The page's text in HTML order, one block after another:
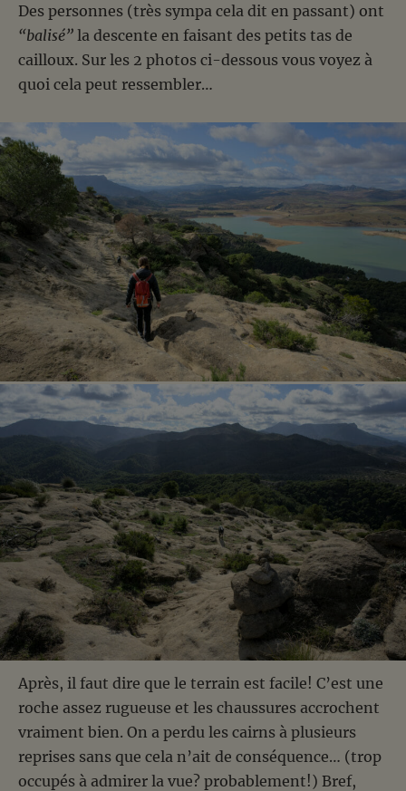
Des personnes (très sympa cela dit en passant) ont
“balisé” la descente en faisant des petits tas de
cailloux. Sur les 2 photos ci-dessous vous voyez à
quoi cela peut ressembler…
Après, il faut dire que le terrain est facile! C’est une
roche assez rugueuse et les chaussures accrochent
vraiment bien. On a perdu les cairns à plusieurs
reprises sans que cela n’ait de conséquence… (trop
occupés à admirer la vue? probablement!) Bref,